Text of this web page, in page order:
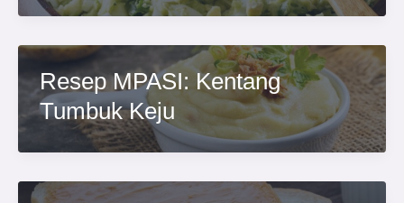
Resep MPASI: Kentang
Tumbuk Keju